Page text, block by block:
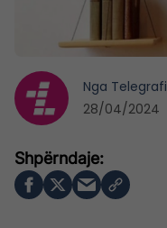
Nga Telegrafi
28/04/2024